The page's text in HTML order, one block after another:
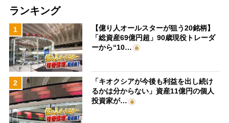
ランキング
1
【億り人オールスターが狙う20銘柄】
「総資産69億円超」90歳現役トレーダ
ーから“10…
2
「キオクシアが今後も利益を出し続け
るかは分からない」資産11億円の個人
投資家が…